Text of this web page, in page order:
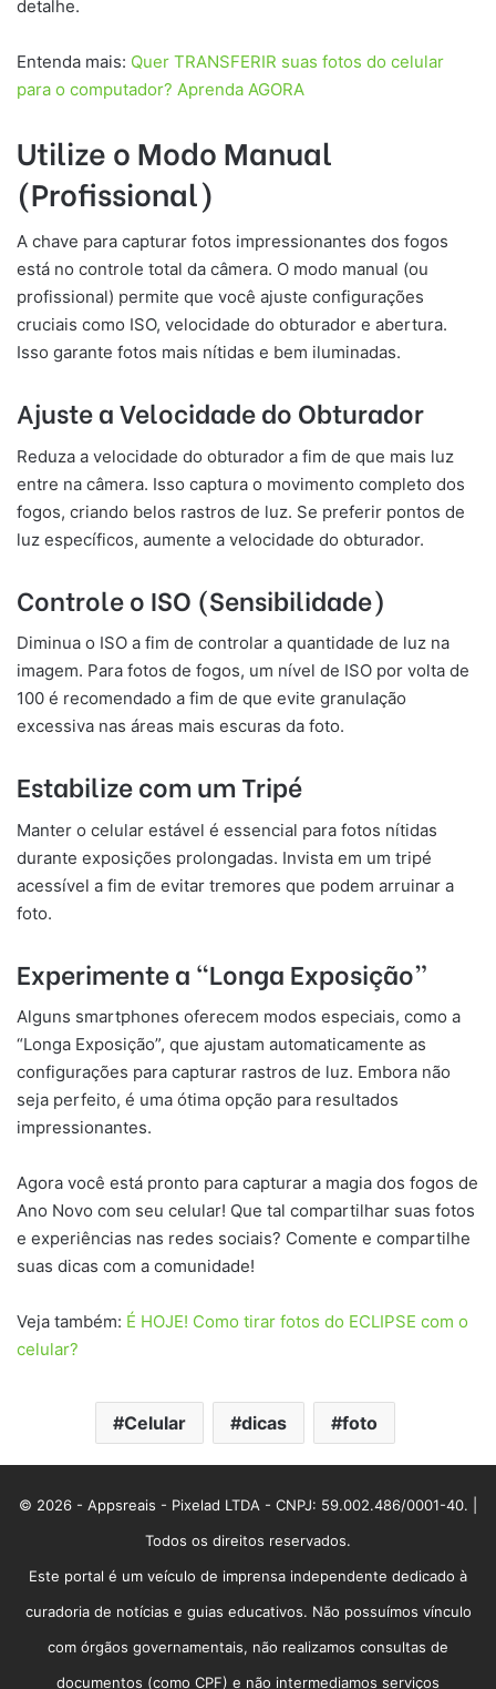
detalhe.
Entenda mais: Quer TRANSFERIR suas fotos do celular
para o computador? Aprenda AGORA
Utilize o Modo Manual
(Profissional)
A chave para capturar fotos impressionantes dos fogos
está no controle total da câmera. O modo manual (ou
profissional) permite que você ajuste configurações
cruciais como ISO, velocidade do obturador e abertura.
Isso garante fotos mais nítidas e bem iluminadas.
Ajuste a Velocidade do Obturador
Reduza a velocidade do obturador a fim de que mais luz
entre na câmera. Isso captura o movimento completo dos
fogos, criando belos rastros de luz. Se preferir pontos de
luz específicos, aumente a velocidade do obturador.
Controle o ISO (Sensibilidade)
Diminua o ISO a fim de controlar a quantidade de luz na
imagem. Para fotos de fogos, um nível de ISO por volta de
100 é recomendado a fim de que evite granulação
excessiva nas áreas mais escuras da foto.
Estabilize com um Tripé
Manter o celular estável é essencial para fotos nítidas
durante exposições prolongadas. Invista em um tripé
acessível a fim de evitar tremores que podem arruinar a
foto.
Experimente a “Longa Exposição”
Alguns smartphones oferecem modos especiais, como a
“Longa Exposição”, que ajustam automaticamente as
configurações para capturar rastros de luz. Embora não
seja perfeito, é uma ótima opção para resultados
impressionantes.
Agora você está pronto para capturar a magia dos fogos de
Ano Novo com seu celular! Que tal compartilhar suas fotos
e experiências nas redes sociais? Comente e compartilhe
suas dicas com a comunidade!
Veja também: É HOJE! Como tirar fotos do ECLIPSE com o
celular?
Celular dicas foto
© 2026 - Appsreais - Pixelad LTDA - CNPJ: 59.002.486/0001-40. |
Todos os direitos reservados.
Este portal é um veículo de imprensa independente dedicado à
curadoria de notícias e guias educativos. Não possuímos vínculo
com órgãos governamentais, não realizamos consultas de
documentos (como CPF) e não intermediamos serviços